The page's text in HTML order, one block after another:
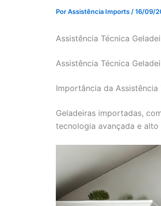
PorAssistência Imports /16/09/
Assistência Técnica
Assistência Técnica
Importância da
Geladeiras importadas,
tecnologia avançada e alto